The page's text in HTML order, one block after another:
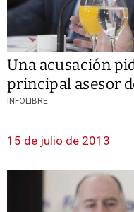
Una acusación
principal asesor
INFOLIBRE
15 de julio de 2013